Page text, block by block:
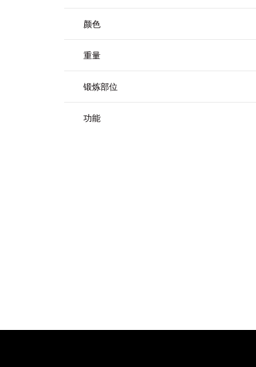
颜色
重量
锻炼部位
功能